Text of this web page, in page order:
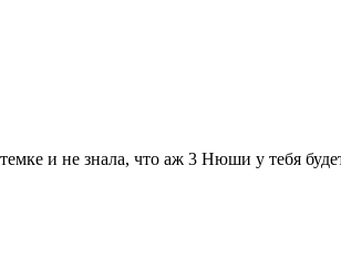
и не знала, что аж 3 Нюши у тебя